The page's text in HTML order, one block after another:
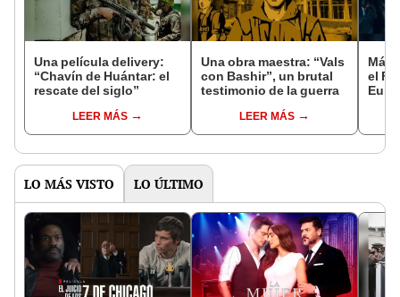
Una película delivery:
“Chavín de Huántar: el
rescate del siglo”
LEER MÁS
Una obra maestra: “Vals
con Bashir”, un brutal
testimonio de la guerra
LEER MÁS
Más
el
LO MÁS VISTO LO ÚLTIMO